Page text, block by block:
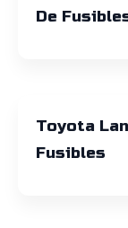
De
Toyota
Fusibles